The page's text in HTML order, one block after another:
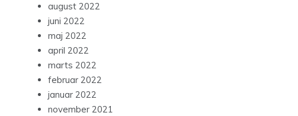
august 2022
juni 2022
maj 2022
april 2022
marts 2022
februar 2022
januar 2022
november 2021